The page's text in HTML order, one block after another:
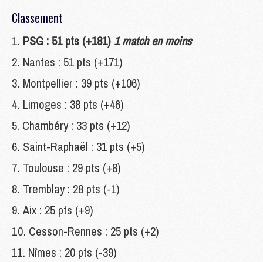
Classement
PSG : 51 pts (+181) 1 match en moins
Nantes : 51 pts (+171)
Montpellier : 39 pts (+106)
Limoges : 38 pts (+46)
Chambéry : 33 pts (+12)
Saint-Raphaël : 31 pts (+5)
Toulouse : 29 pts (+8)
Tremblay : 28 pts (-1)
Aix : 25 pts (+9)
Cesson-Rennes : 25 pts (+2)
Nîmes : 20 pts (-39)